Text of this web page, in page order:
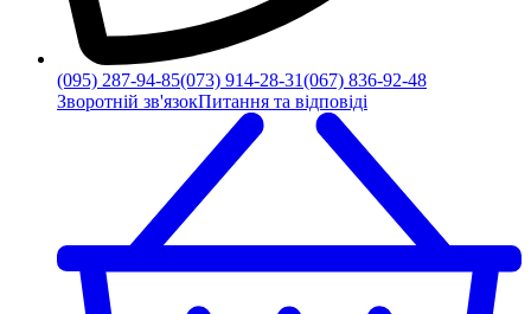
(095) 287-94-85(073) 914-28-31(067) 836-92-48
Зворотній зв'язокПитання та відповіді